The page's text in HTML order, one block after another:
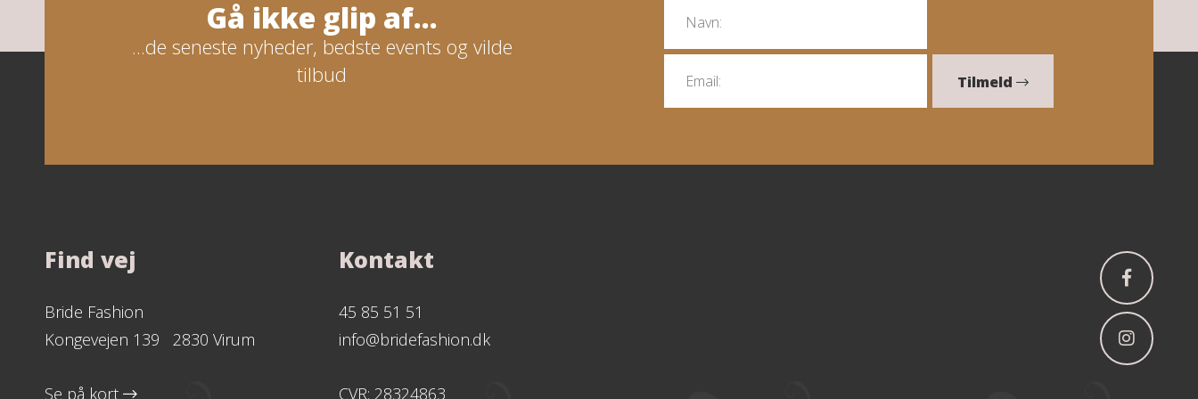
Gå ikke glip af...
...de seneste nyheder, bedste events og vilde
tilbud
Tilmeld
Find vej
Bride Fashion
Kongevejen 139 2830 Virum
Se på kort
Kontakt
45 85 51 51
info@bridefashion.dk
CVR: 28324863